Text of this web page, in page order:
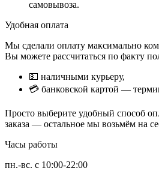
самовывоза.
Удобная оплата
Мы сделали оплату максимально
Вы можете рассчитаться по факту
💵 наличными курьеру,
💳 банковской картой —
Просто выберите удобный способ
заказа — остальное мы возьмём на
Часы работы
пн.-вс. с 10:00-22:00